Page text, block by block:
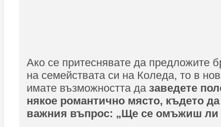
Ако се притеснявате да предложите
на семействата си на Коледа, то в
имате възможността да заведете
някое романтично място, където да
важния въпрос: „Ще се омъжиш ли